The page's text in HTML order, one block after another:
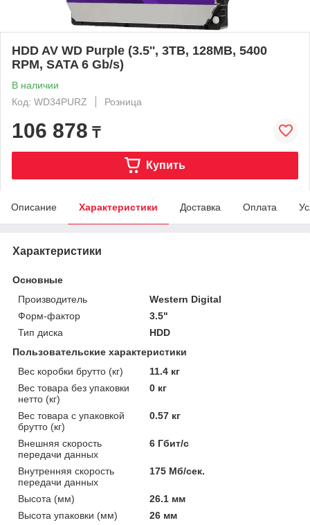
HDD AV WD Purple (3.5'', 3TB, 128MB, 5400
RPM, SATA 6 Gb/s)
В наличии
Код: WD34PURZ
Розница
106 878 ₸
Купить
Описание Характеристики Доставка Оплата
Характеристики
Основные
Производитель
Western Digital
Форм-фактор
3.5"
Тип диска
HDD
Пользовательские характеристики
Вес коробки брутто (кг)
11.4 кг
Вес товара без упаковки
нетто (кг)
0 кг
Вес товара с упаковкой
брутто (кг)
0.57 кг
Внешняя скорость
передачи данных
6 Гбит/с
Внутренняя скорость
передачи данных
175 Мб/сек.
Высота (мм)
26.1 мм
Высота упаковки (мм)
26 мм